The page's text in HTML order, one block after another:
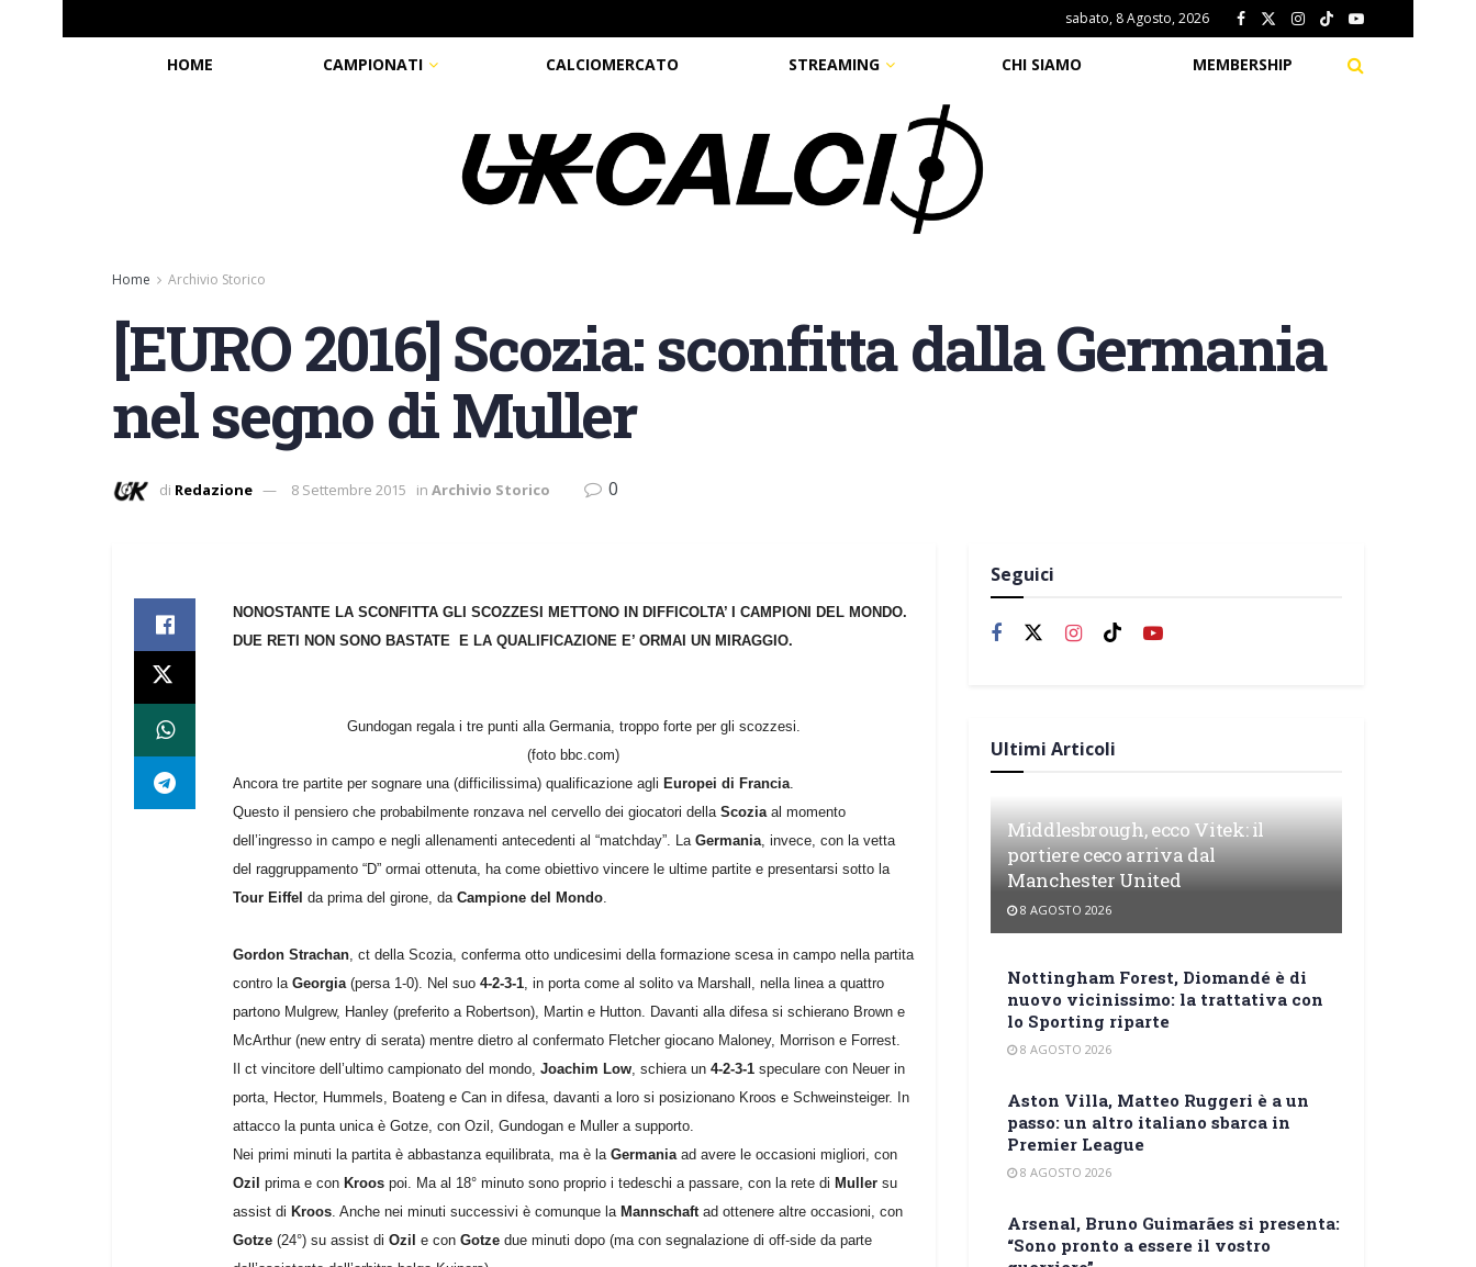
sabato, 8 Agosto, 2026
HOME CAMPIONATI CALCIOMERCATO STREAMING CHI SIAMO MEMBERSHIP
Home Archivio Storico
[EURO 2016] Scozia: sconfitta dalla Germania
nel segno di Muller
di Redazione 8 Settembre 2015 in Archivio Storico 0
NONOSTANTE LA SCONFITTA GLI SCOZZESI METTONO IN DIFFICOLTA’ I CAMPIONI DEL MONDO.
DUE RETI NON SONO BASTATE E LA QUALIFICAZIONE E’ ORMAI UN MIRAGGIO.
Gundogan regala i tre punti alla Germania, troppo forte per gli scozzesi.
(foto bbc.com)
Ancora tre partite per sognare una (difficilissima) qualificazione agli Europei di Francia.
Questo il pensiero che probabilmente ronzava nel cervello dei giocatori dellaScozia al momento
dell’ingresso in campo e negli allenamenti antecedenti al “matchday”. La Germania, invece, con la vetta
del raggruppamento “D” ormai ottenuta, ha come obiettivo vincere le ultime partite e presentarsi sotto la
Tour Eiffel da prima del girone, da Campione del Mondo.
Gordon Strachan, ct della Scozia, conferma otto undicesimi della formazione scesa in campo nella partita
contro la Georgia(persa 1-0). Nel suo 4-2-3-1, in porta come al solito va Marshall, nella linea a quattro
partono Mulgrew, Hanley (preferito a Robertson), Martin e Hutton. Davanti alla difesa si schierano Brown e
McArthur (new entry di serata) mentre dietro al confermato Fletcher giocano Maloney, Morrison e Forrest.
Il ct vincitore dell’ultimo campionato del mondo, Joachim Low, schiera un 4-2-3-1 speculare con Neuer in
porta, Hector, Hummels, Boateng e Can in difesa, davanti a loro si posizionano Kroos e Schweinsteiger. In
attacco la punta unica è Gotze, con Ozil, Gundogan e Muller a supporto.
Nei primi minuti la partita è abbastanza equilibrata, ma è la Germaniaad avere le occasioni migliori, con
Ozil prima e con Kroos poi. Ma al 18° minuto sono proprio i tedeschi a passare, con la rete di Muller su
assist di Kroos. Anche nei minuti successivi è comunque la Mannschaftad ottenere altre occasioni, con
Gotze (24°) su assist di Ozil e con Gotze due minuti dopo (ma con segnalazione di off-side da parte
Seguici
Ultimi Articoli
Middlesbrough, ecco Vitek: il
portiere ceco arriva dal
Manchester United
8 AGOSTO 2026
Nottingham Forest, Diomandé è di
nuovo vicinissimo: la trattativa con
lo Sporting riparte
8 AGOSTO 2026
Aston Villa, Matteo Ruggeri è a un
passo: un altro italiano sbarca in
Premier League
8 AGOSTO 2026
Arsenal, Bruno Guimarães si presenta:
“Sono pronto a essere il vostro